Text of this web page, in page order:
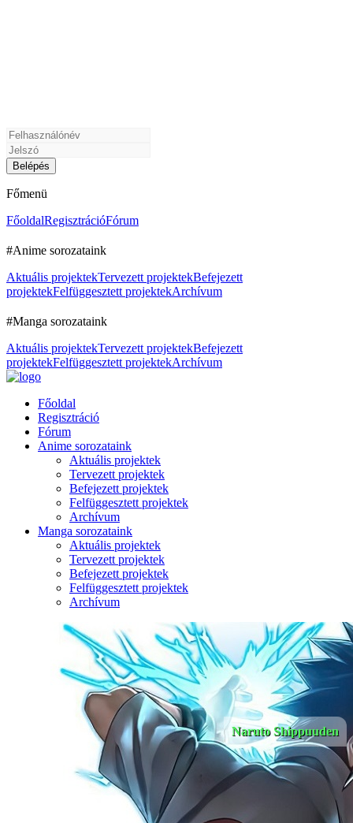
Főmenü
FőoldalRegisztrációFórum
#Anime sorozataink
Aktuális projektekTervezett projektekBefejezett
projektekFelfüggesztett projektekArchívum
#Manga sorozataink
Aktuális projektekTervezett projektekBefejezett
projektekFelfüggesztett projektekArchívum
Főoldal
Regisztráció
Fórum
Anime sorozataink
Aktuális projektek
Tervezett projektek
Befejezett projektek
Felfüggesztett projektek
Archívum
Manga sorozataink
Aktuális projektek
Tervezett projektek
Befejezett projektek
Felfüggesztett projektek
Archívum
Naruto Shippuuden